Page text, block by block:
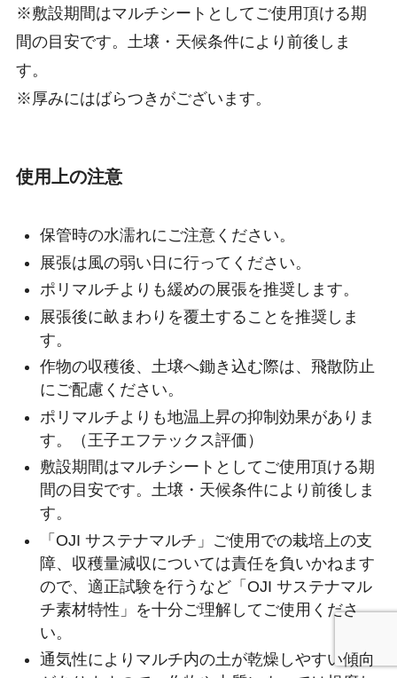
※敷設期間はマルチシートとしてご使用頂ける期
間の目安です。土壌・天候条件により前後しま
す。
※厚みにはばらつきがございます。
使用上の注意
保管時の水濡れにご注意ください。
展張は風の弱い日に行ってください。
ポリマルチよりも緩めの展張を推奨します。
展張後に畝まわりを覆土することを推奨しま
す。
作物の収穫後、土壌へ鋤き込む際は、飛散防止
にご配慮ください。
ポリマルチよりも地温上昇の抑制効果がありま
す。（王子エフテックス評価）
敷設期間はマルチシートとしてご使用頂ける期
間の目安です。土壌・天候条件により前後しま
す。
「OJI サステナマルチ」ご使用での栽培上の支
障、収穫量減収については責任を負いかねます
ので、適正試験を行うなど「OJI サステナマル
チ素材特性」を十分ご理解してご使用くださ
い。
通気性によりマルチ内の土が乾燥しやすい傾向